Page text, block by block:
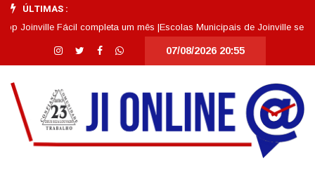
ÚLTIMAS :
Fácil completa um mês | Escolas Municipais de Joinville se
07/08/2026 20:55